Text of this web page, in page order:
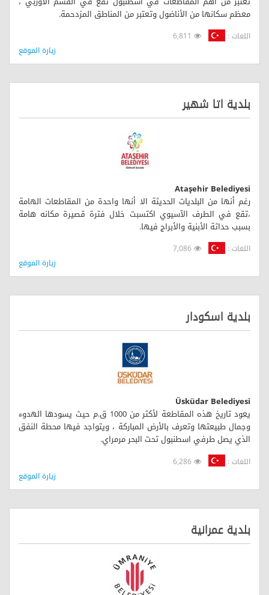
معظم سكانها من الأناضول وتعتبر من المناطق المزدحمة.
اللغات :
زيارة الموقع
بلدية اتا شهير
Ataşehir Belediyesi
رغم أنها من البلديات الحديثة الا أنها واحدة من المقاطعات الهامة
،تقع في الطرف الآسيوي اكتسبت خلال فترة قصيرة مكانه هامة
بسبب حداثة الأبنية والأبراج فيها.
اللغات :
زيارة الموقع
بلدية اسكودار
Üsküdar Belediyesi
يعود تاريخ هذه المقاطعة لأكثر من 1000 ق.م حيث يسودها الهدوء
وجمال طبيعتها وتعرف بالأرض المباركة ، ويتواجد فيها محطة النفق
الذي يصل طرفي اسطنبول تحت البحر مرمراي.
اللغات :
زيارة الموقع
بلدية عمرانية